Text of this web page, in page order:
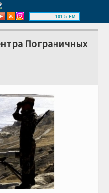
101.5 FM
Пограничных